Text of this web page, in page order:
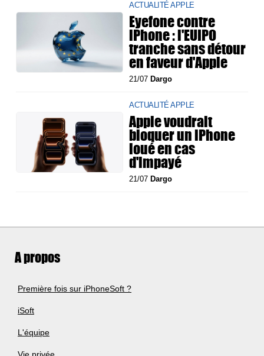
ACTUALITÉ APPLE
Eyefone contre
iPhone : l'EUIPO
tranche sans détour
en faveur d'Apple
21/07 Dargo
ACTUALITÉ APPLE
Apple voudrait
bloquer un iPhone
loué en cas
d'impayé
21/07 Dargo
A propos
Première fois sur iPhoneSoft ?
iSoft
L'équipe